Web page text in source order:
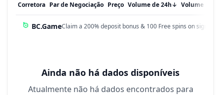
Corretora Par de Negociação Preço ↓
Volume de 24h Volume em %
BC.GameClaim a 200% deposit bonus & 100 Free spins on sign up!
Ainda não há dados disponíveis
Atualmente não há dados encontrados para